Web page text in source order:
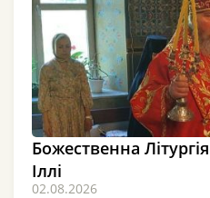
Божественна
Іллі
02.08.2026